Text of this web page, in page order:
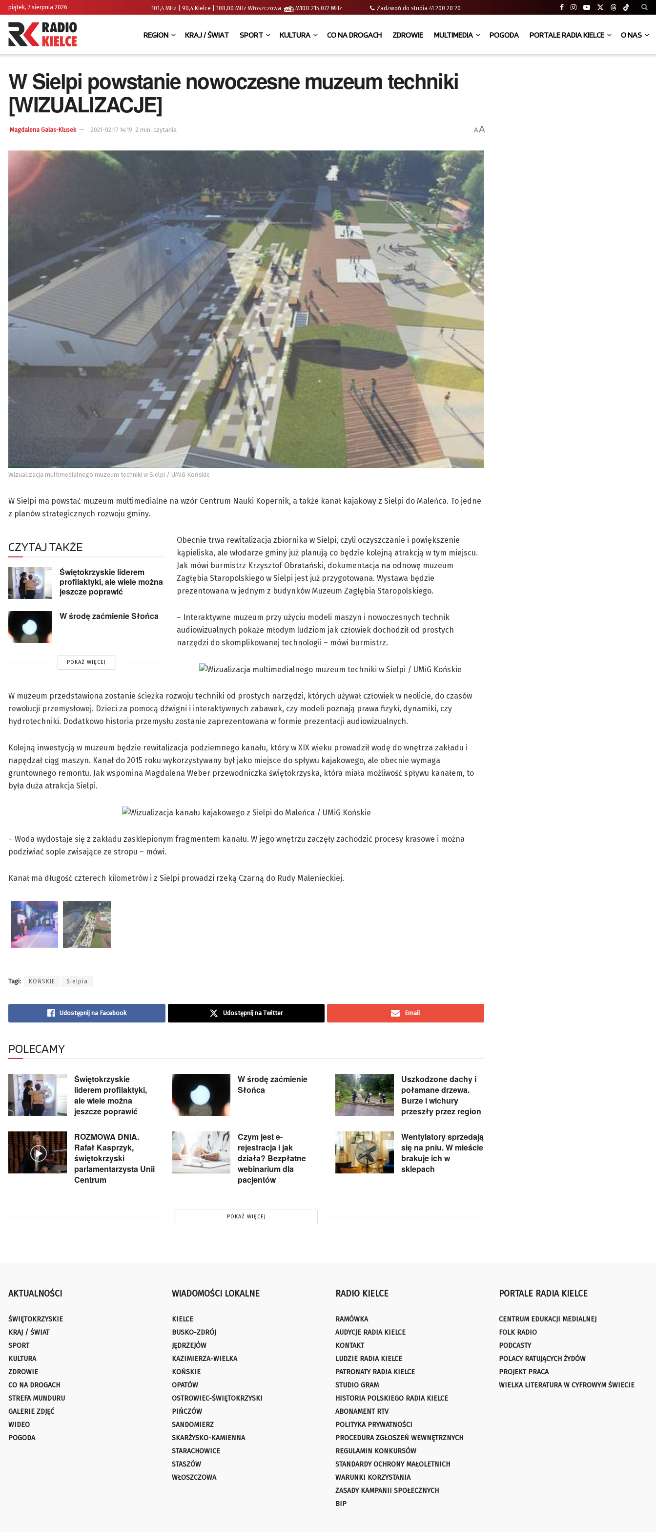
piątek, 7 sierpnia 2026 101,4 MHz | 90,4 Kielce | 100,00 MHz Włoszczowa M10D 215,072 MHz Zadzwoń do studia 41 200 20 20
REGION KRAJ / ŚWIAT SPORT KULTURA CO NA DROGACH ZDROWIE MULTIMEDIA POGODA PORTALE RADIA KIELCE O NAS
W Sielpi powstanie nowoczesne muzeum techniki
[WIZUALIZACJE]
Magdalena Galas-Klusek 2021-02-17 14:19 2 min. czytania AA
Wizualizacja multimedialnego muzeum techniki w Sielpi / UMiG Końskie
W Sielpi ma powstać muzeum multimedialne na wzór Centrum Nauki Kopernik, a także kanał kajakowy z Sielpi do Maleńca. To jedne
z planów strategicznych rozwoju gminy.
CZYTAJ TAKŻE
Świętokrzyskie liderem
profilaktyki, ale wiele można
jeszcze poprawić
W środę zaćmienie Słońca
POKAŻ WIĘCEJ
Obecnie trwa rewitalizacja zbiornika w Sielpi, czyli oczyszczanie i powiększenie
kąpieliska, ale włodarze gminy już planują co będzie kolejną atrakcją w tym miejscu.
Jak mówi burmistrz Krzysztof Obratański, dokumentacja na odnowę muzeum
Zagłębia Staropolskiego w Sielpi jest już przygotowana. Wystawa będzie
prezentowana w jednym z budynków Muzeum Zagłębia Staropolskiego.
– Interaktywne muzeum przy użyciu modeli maszyn i nowoczesnych technik
audiowizualnych pokaże młodym ludziom jak człowiek dochodził od prostych
narzędzi do skomplikowanej technologii – mówi burmistrz.
W muzeum przedstawiona zostanie ścieżka rozwoju techniki od prostych narzędzi, których używał człowiek w neolicie, do czasów
rewolucji przemysłowej. Dzieci za pomocą dźwigni i interaktywnych zabawek, czy modeli poznają prawa fizyki, dynamiki, czy
hydrotechniki. Dodatkowo historia przemysłu zostanie zaprezentowana w formie prezentacji audiowizualnych.
Kolejną inwestycją w muzeum będzie rewitalizacja podziemnego kanału, który w XIX wieku prowadził wodę do wnętrza zakładu i
napędzał ciąg maszyn. Kanał do 2015 roku wykorzystywany był jako miejsce do spływu kajakowego, ale obecnie wymaga
gruntownego remontu. Jak wspomina Magdalena Weber przewodniczka świętokrzyska, która miała możliwość spływu kanałem, to
była duża atrakcja Sielpi.
– Woda wydostaje się z zakładu zasklepionym fragmentem kanału. W jego wnętrzu zaczęły zachodzić procesy krasowe i można
podziwiać sople zwisające ze stropu – mówi.
Kanał ma długość czterech kilometrów i z Sielpi prowadzi rzeką Czarną do Rudy Malenieckiej.
Tagi: KOŃSKIE Sielpia
Udostępnij na Facebook Udostępnij na Twitter Email
POLECAMY
Świętokrzyskie
liderem profilaktyki,
ale wiele można
jeszcze poprawić
W środę zaćmienie
Słońca
Uszkodzone dachy i
połamane drzewa.
Burze i wichury
przeszły przez region
ROZMOWA DNIA.
Rafał Kasprzyk,
świętokrzyski
parlamentarzysta Unii
Centrum
Czym jest e-
rejestracja i jak
działa? Bezpłatne
webinarium dla
pacjentów
Wentylatory sprzedają
się na pniu. W mieście
brakuje ich w
sklepach
POKAŻ WIĘCEJ
AKTUALNOŚCI
ŚWIĘTOKRZYSKIE
KRAJ / ŚWIAT
SPORT
KULTURA
ZDROWIE
CO NA DROGACH
STREFA MUNDURU
GALERIE ZDJĘĆ
WIDEO
POGODA
WIADOMOŚCI LOKALNE
KIELCE
BUSKO-ZDRÓJ
JĘDRZEJÓW
KAZIMIERZA-WIELKA
KOŃSKIE
OPATÓW
OSTROWIEC-ŚWIĘTOKRZYSKI
PIŃCZÓW
SANDOMIERZ
SKARŻYSKO-KAMIENNA
STARACHOWICE
STASZÓW
WŁOSZCZOWA
RADIO KIELCE
RAMÓWKA
AUDYCJE RADIA KIELCE
KONTAKT
LUDZIE RADIA KIELCE
PATRONATY RADIA KIELCE
STUDIO GRAM
HISTORIA POLSKIEGO RADIA KIELCE
ABONAMENT RTV
POLITYKA PRYWATNOŚCI
PROCEDURA ZGŁOSZEŃ WEWNĘTRZNYCH
REGULAMIN KONKURSÓW
STANDARDY OCHRONY MAŁOLETNICH
WARUNKI KORZYSTANIA
ZASADY KAMPANII SPOŁECZNYCH
BIP
PORTALE RADIA KIELCE
CENTRUM EDUKACJI MEDIALNEJ
FOLK RADIO
PODCASTY
POLACY RATUJĄCYCH ŻYDÓW
PROJEKT PRACA
WIELKA LITERATURA W CYFROWYM ŚWIECIE